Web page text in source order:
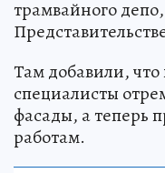
трамвайного
Там добавили, что
специалисты
фасады, а теперь
работам.